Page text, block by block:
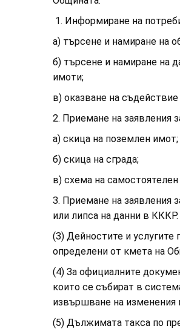
1. Информиране на
а) търсене и намиране на
б) търсене и намиране на
имоти;
в) оказване на
2. Приемане на заявления
а) скица на поземлен имот;
б) скица на сграда;
в) схема на самостоятелен
3. Приемане на заявления
или липса на данни в КККР.
(3) Дейностите и
определени от кмета на
(4) За официалните
които се събират в
извършване на изменения
(5) Дължимата такса по